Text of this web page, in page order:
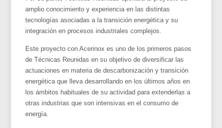
amplio conocimiento y experiencia en las distintas
tecnologías asociadas a la transición energética y su
integración en procesos industriales complejos.
Este proyecto con Acerinox es uno de los primeros pasos
de Técnicas Reunidas en su objetivo de diversificar las
actuaciones en materia de descarbonización y transición
energética que lleva desarrollando en los últimos años en
los ámbitos habituales de su actividad para extenderlas a
otras industrias que son intensivas en el consumo de
energía.